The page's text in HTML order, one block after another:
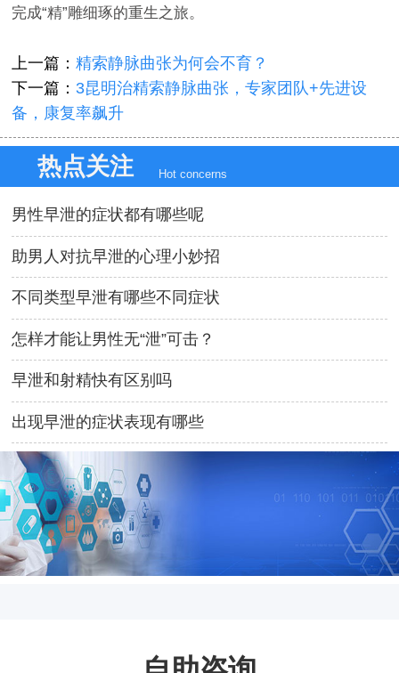
完成“精”雕细琢的重生之旅。
上一篇：精索静脉曲张为何会不育？
下一篇： 3昆明治精索静脉曲张，专家团队+先进设
备，康复率飙升
热点关注 Hot concerns
男性早泄的症状都有哪些呢
助男人对抗早泄的心理小妙招
不同类型早泄有哪些不同症状
怎样才能让男性无“泄”可击？
早泄和射精快有区别吗
出现早泄的症状表现有哪些